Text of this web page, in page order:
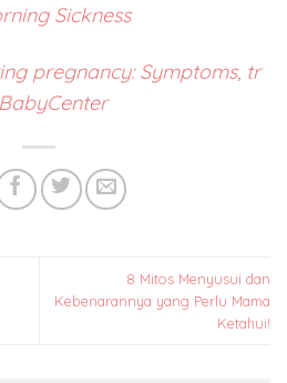
Sickness
pregnancy: Symptoms, tr
8 Mitos Menyusui dan
Kebenarannya yang Perlu Mama
Ketahui!